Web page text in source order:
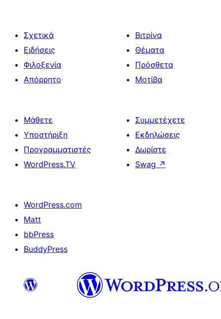
Σχετικά
Ειδήσεις
Φιλοξενία
Απόρρητο
Βιτρίνα
Θέματα
Πρόσθετα
Μοτίβα
Μάθετε
Υποστήριξη
Προγραμματιστές
WordPress.TV
Συμμετέχετε
Εκδηλώσεις
Δωρίστε
Swag ↗
WordPress.com
Matt
bbPress
BuddyPress